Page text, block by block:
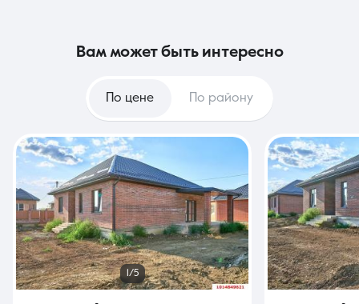
вам может быть интересно
По цене По району
1/5